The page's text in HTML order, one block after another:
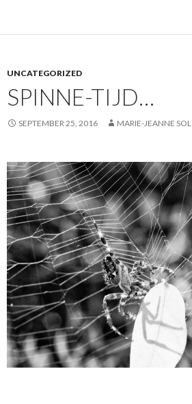
UNCATEGORIZED
SPINNE-TIJD…
SEPTEMBER 25, 2016 MARIE-JEANNE SOL